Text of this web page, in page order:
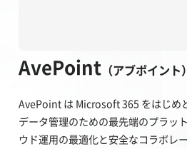
AvePoint（アブポイント）
AvePoint は Microsoft 365 をはじめ
データ管理のための最先端のプラッ
ウド運用の最適化と安全なコラボレ